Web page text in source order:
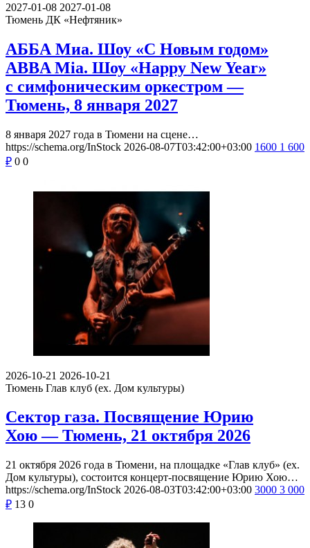
2027-01-08 2027-01-08
Тюмень ДК «Нефтяник»
АББА Миа. Шоу «С Новым годом»
ABBA Mia. Шоу «Happy New Year»
с симфоническим оркестром —
Тюмень, 8 января 2027
8 января 2027 года в Тюмени на сцене…
https://schema.org/InStock 2026-08-07T03:42:00+03:00 1600 1 600
₽ 0 0
2026-10-21 2026-10-21
Тюмень Глав клуб (ex. Дом культуры)
Сектор газа. Посвящение Юрию
Хою — Тюмень, 21 октября 2026
21 октября 2026 года в Тюмени, на площадке «Глав клуб» (ex.
Дом культуры), состоится концерт-посвящение Юрию Хою…
https://schema.org/InStock 2026-08-03T03:42:00+03:00 3000 3 000
₽ 13 0